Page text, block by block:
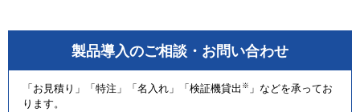
製品導入のご相談・お問い合わせ
「お見積り」「特注」「名入れ」「検証機貸出 ※ 」などを承ってお
ります。